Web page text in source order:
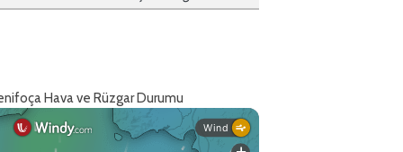
Hava ve Rüzgar Durumu